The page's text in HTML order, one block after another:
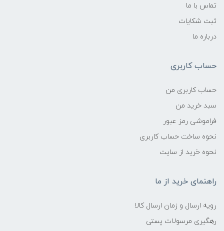
تماس با ما
ثبت شکایات
درباره ما
حساب کاربری
حساب کاربری من
سبد خرید من
فراموشی رمز عبور
نحوه ساخت حساب کاربری
نحوه خرید از سایت
راهنمای خرید از ما
رویه ارسال و زمان ارسال کالا
رهگیری مرسولات پستی